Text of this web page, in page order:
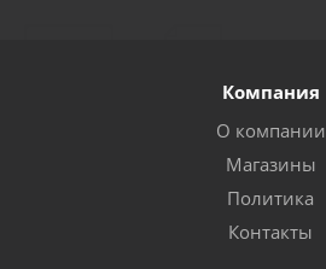
Компания
О компании
Магазины
Политика
Контакты